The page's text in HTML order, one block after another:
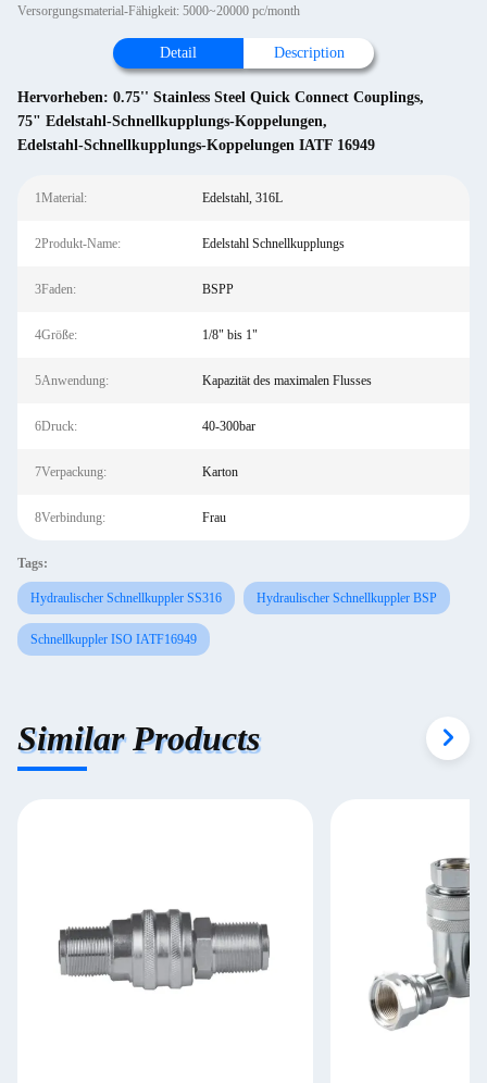
Versorgungsmaterial-Fähigkeit: 5000~20000 pc/month
Detail Description
Hervorheben: 0.75'' Stainless Steel Quick Connect Couplings,
75" Edelstahl-Schnellkupplungs-Koppelungen,
Edelstahl-Schnellkupplungs-Koppelungen IATF 16949
1Material: Edelstahl, 316L
2Produkt-Name: Edelstahl Schnellkupplungs
3Faden: BSPP
4Größe: 1/8" bis 1"
5Anwendung: Kapazität des maximalen Flusses
6Druck: 40-300bar
7Verpackung: Karton
8Verbindung: Frau
Tags:
Hydraulischer Schnellkuppler SS316 Hydraulischer Schnellkuppler BSP
Schnellkuppler ISO IATF16949
Similar Products